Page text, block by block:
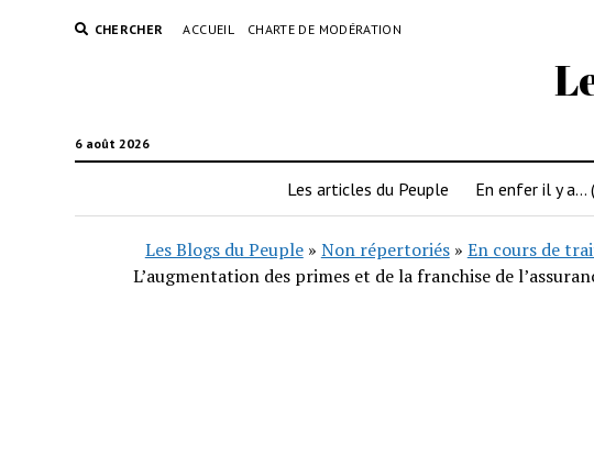
CHERCHER ACCUEIL CHARTE DE MODÉRATION
6 août 2026
Les articles du Peuple En enfer il y a…
Les Blogs du Peuple» Non répertoriés» En cours de
L’augmentation des primes et de la franchise de